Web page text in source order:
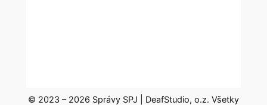
© 2023 – 2026 Správy SPJ | DeafStudio, o.z. Všetky